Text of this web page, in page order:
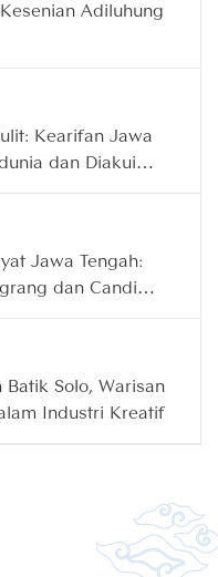
Adiluhung
Kearifan Jawa
dan Diakui
Jawa Tengah:
dan Candi
Batik Solo, Warisan
Industri Kreatif